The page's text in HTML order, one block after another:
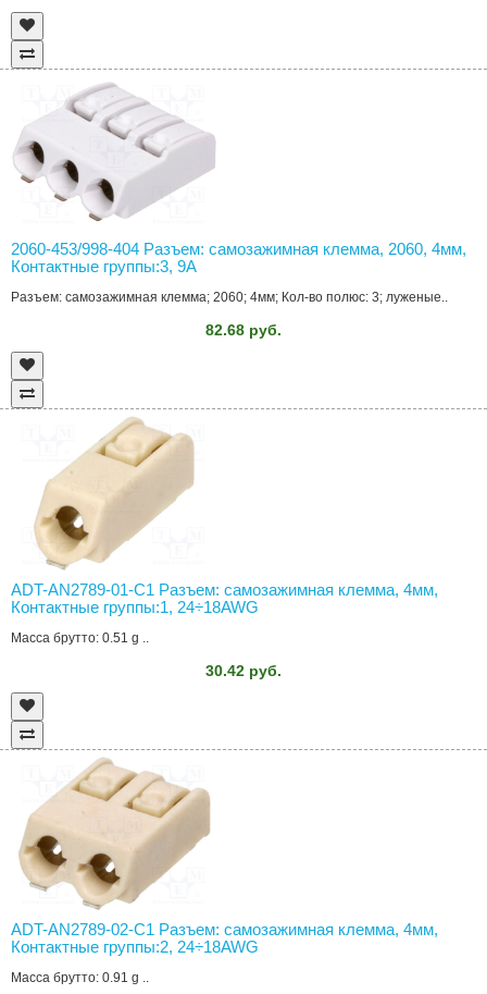
2060-453/998-404 Разъем: самозажимная клемма, 2060, 4мм,
Контактные группы:3, 9А
Разъем: самозажимная клемма; 2060; 4мм; Кол-во полюс: 3; луженые..
82.68 руб.
ADT-AN2789-01-C1 Разъем: самозажимная клемма, 4мм,
Контактные группы:1, 24÷18AWG
Масса брутто: 0.51 g ..
30.42 руб.
ADT-AN2789-02-C1 Разъем: самозажимная клемма, 4мм,
Контактные группы:2, 24÷18AWG
Масса брутто: 0.91 g ..